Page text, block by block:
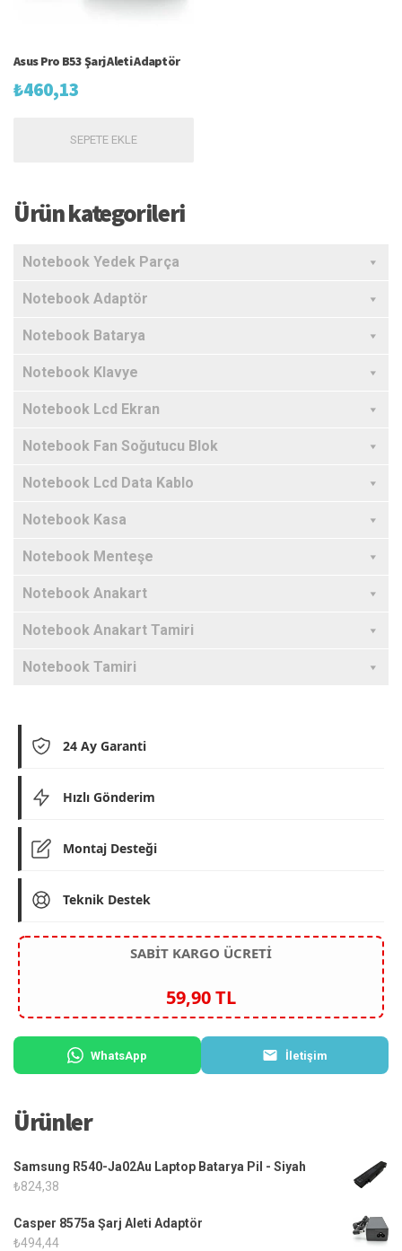
Asus Pro B53 Şarj Aleti Adaptör
₺460,13
SEPETE EKLE
Ürün kategorileri
Notebook Yedek Parça
Notebook Adaptör
Notebook Batarya
Notebook Klavye
Notebook Lcd Ekran
Notebook Fan Soğutucu Blok
Notebook Lcd Data Kablo
Notebook Kasa
Notebook Menteşe
Notebook Anakart
Notebook Anakart Tamiri
Notebook Tamiri
24 Ay Garanti
Hızlı Gönderim
Montaj Desteği
Teknik Destek
SABİT KARGO ÜCRETİ
59,90 TL
WhatsApp İletişim
Ürünler
Samsung R540-Ja02Au Laptop Batarya Pil - Siyah
₺824,38
Casper 8575a Şarj Aleti Adaptör
₺494,44